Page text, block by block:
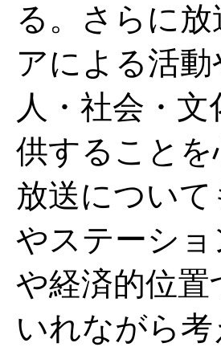
る。さらに
アによる活
人・社会・
供すること
放送につい
やステーシ
や経済的位
いれながら